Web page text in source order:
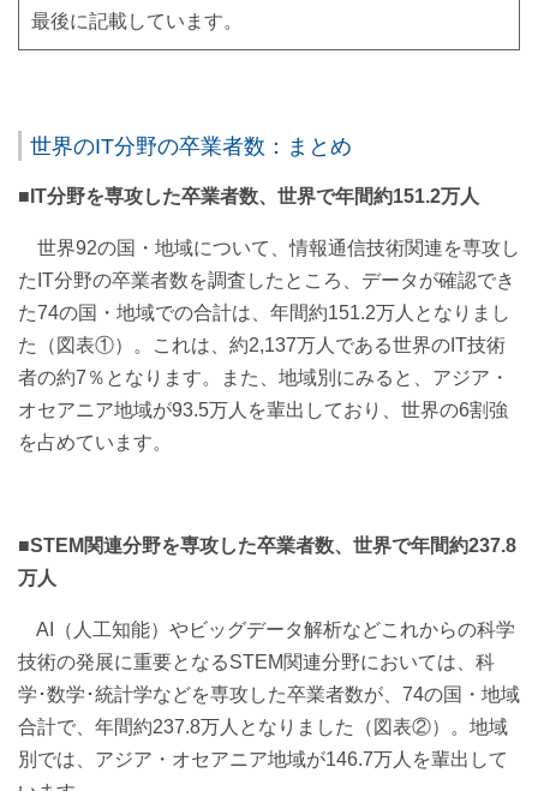
最後に記載しています。
世界のIT分野の卒業者数：まとめ
■IT分野を専攻した卒業者数、世界で年間約151.2万人
世界92の国・地域について、情報通信技術関連を専攻し
たIT分野の卒業者数を調査したところ、データが確認でき
た74の国・地域での合計は、年間約151.2万人となりまし
た（図表①）。これは、約2,137万人である世界のIT技術
者の約7％となります。また、地域別にみると、アジア・
オセアニア地域が93.5万人を輩出しており、世界の6割強
を占めています。
■STEM関連分野を専攻した卒業者数、世界で年間約237.8
万人
AI（人工知能）やビッグデータ解析などこれからの科学
技術の発展に重要となるSTEM関連分野においては、科
学･数学･統計学などを専攻した卒業者数が、74の国・地域
合計で、年間約237.8万人となりました（図表②）。地域
別では、アジア・オセアニア地域が146.7万人を輩出して